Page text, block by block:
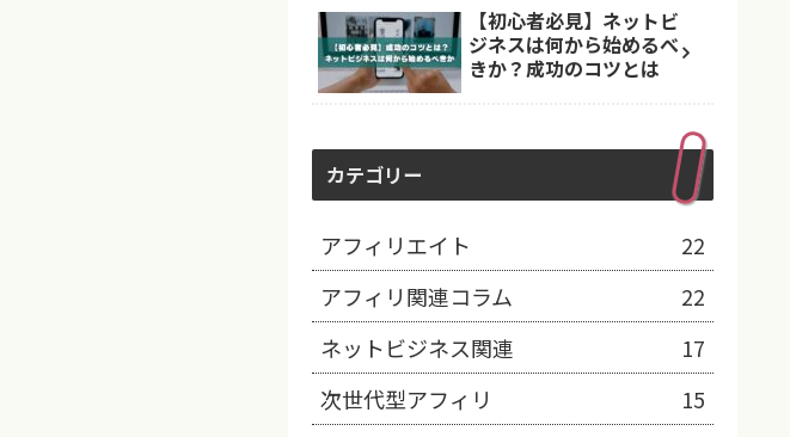
【初心者必見】ネットビ
ジネスは何から始めるべ
きか？成功のコツとは
カテゴリー
アフィリエイト
22
アフィリ関連コラム
22
ネットビジネス関連
17
次世代型アフィリ
15